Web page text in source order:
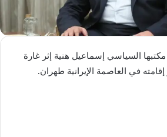
السياسي إسماعيل هنية إثر غارة
في العاصمة الإيرانية طهران.